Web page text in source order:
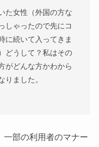
た女性（外国の方な
しゃったので先にコ
に続いて入ってきま
どうして？私はその
がどんな方かわから
りました。
一部の利用者のマナー